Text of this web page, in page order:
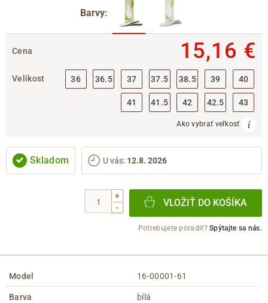
Barvy:
Cena 15,16 €
Velikost 36 36.5 37 37.5 38.5 39 40
41 41.5 42 42.5 43
Ako vybrať veľkosť
Skladom U vás: 12.8. 2026
+
-
VLOŽIŤ DO KOŠÍKA
Potrebujete poradiť?Spýtajte sa nás.
Model 16-00001-61
Barva bílá